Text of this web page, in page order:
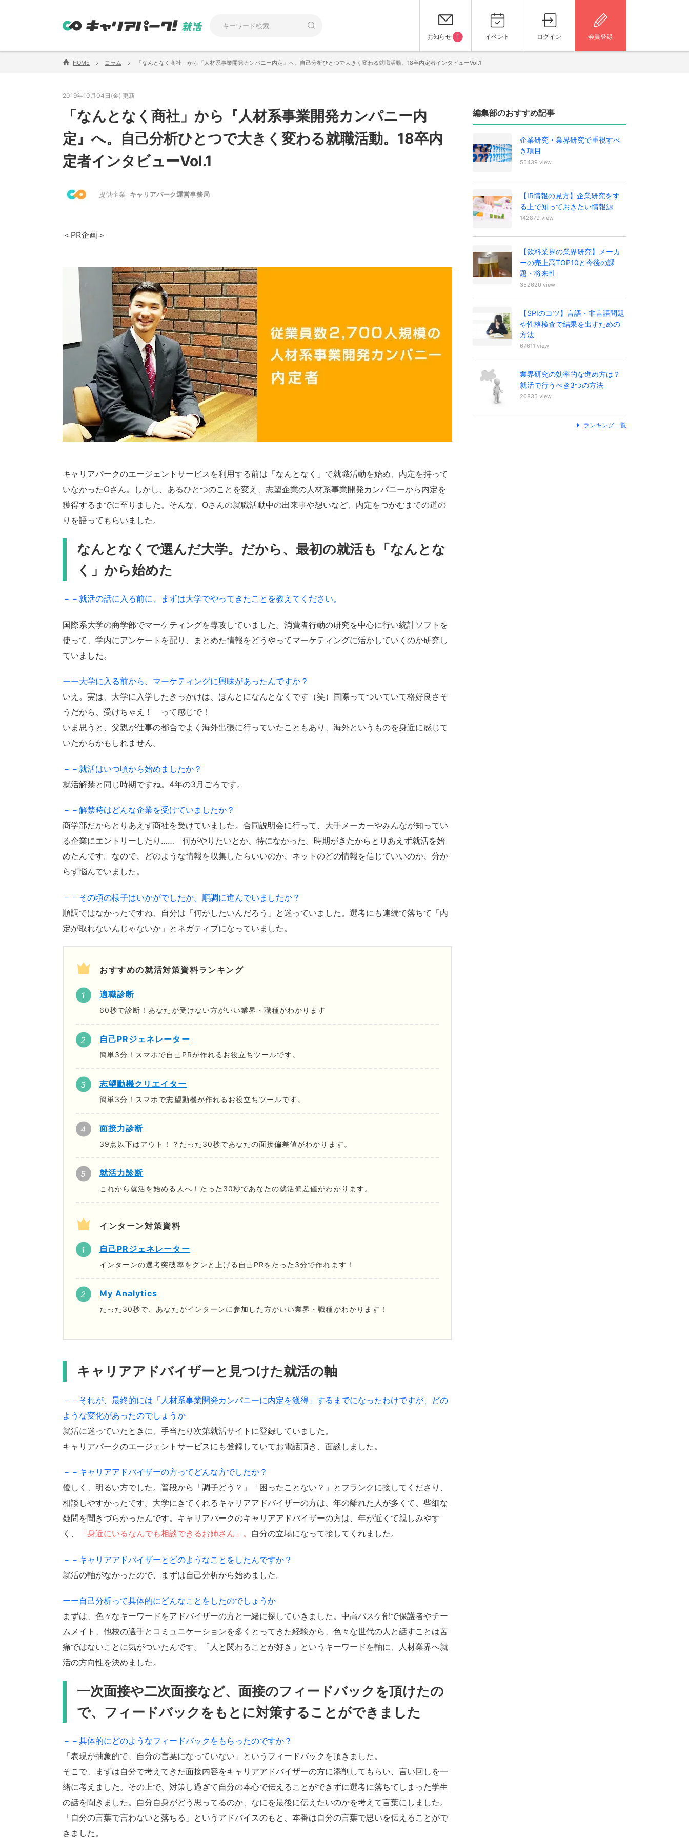
お知らせ 1 イベント ログイン 会員登録
HOME › コラム › 「なんとなく商社」から『人材系事業開発カンパニー内定』へ。自己分析ひとつで大きく変わる就職活動。18卒内定者インタビューVol.1
2019年10月04日(金) 更新
「なんとなく商社」から『人材系事業開発カンパニー内
定』へ。自己分析ひとつで大きく変わる就職活動。18卒内
定者インタビューVol.1
提供企業 キャリアパーク運営事務局
＜PR企画＞
キャリアパークのエージェントサービスを利用する前は「なんとなく」で就職活動を始め、内定を持って
いなかったOさん。しかし、あるひとつのことを変え、志望企業の人材系事業開発カンパニーから内定を
獲得するまでに至りました。そんな、Oさんの就職活動中の出来事や想いなど、内定をつかむまでの道の
りを語ってもらいました。
なんとなくで選んだ大学。だから、最初の就活も「なんとな
く」から始めた
－－就活の話に入る前に、まずは大学でやってきたことを教えてください。
国際系大学の商学部でマーケティングを専攻していました。消費者行動の研究を中心に行い統計ソフトを
使って、学内にアンケートを配り、まとめた情報をどうやってマーケティングに活かしていくのか研究し
ていました。
ーー大学に入る前から、マーケティングに興味があったんですか？
いえ。実は、大学に入学したきっかけは、ほんとになんとなくです（笑）国際ってついていて格好良さそ
うだから、受けちゃえ！ って感じで！
いま思うと、父親が仕事の都合でよく海外出張に行っていたこともあり、海外というものを身近に感じて
いたからかもしれません。
－－就活はいつ頃から始めましたか？
就活解禁と同じ時期ですね。4年の3月ごろです。
－－解禁時はどんな企業を受けていましたか？
商学部だからとりあえず商社を受けていました。合同説明会に行って、大手メーカーやみんなが知ってい
る企業にエントリーしたり…… 何がやりたいとか、特になかった。時期がきたからとりあえず就活を始
めたんです。なので、どのような情報を収集したらいいのか、ネットのどの情報を信じていいのか、分か
らず悩んでいました。
－－その頃の様子はいかがでしたか。順調に進んでいましたか？
順調ではなかったですね、自分は「何がしたいんだろう」と迷っていました。選考にも連続で落ちて「内
定が取れないんじゃないか」とネガティブになっていました。
おすすめの就活対策資料ランキング
適職診断
60秒で診断！あなたが受けない方がいい業界・職種がわかります
自己PRジェネレーター
簡単3分！スマホで自己PRが作れるお役立ちツールです。
志望動機クリエイター
簡単3分！スマホで志望動機が作れるお役立ちツールです。
面接力診断
39点以下はアウト！？たった30秒であなたの面接偏差値がわかります。
就活力診断
これから就活を始める人へ！たった30秒であなたの就活偏差値がわかります。
インターン対策資料
自己PRジェネレーター
インターンの選考突破率をグンと上げる自己PRをたった3分で作れます！
My Analytics
たった30秒で、あなたがインターンに参加した方がいい業界・職種がわかります！
キャリアアドバイザーと見つけた就活の軸
－－それが、最終的には「人材系事業開発カンパニーに内定を獲得」するまでになったわけですが、どの
ような変化があったのでしょうか
就活に迷っていたときに、手当たり次第就活サイトに登録していました。
キャリアパークのエージェントサービスにも登録していてお電話頂き、面談しました。
－－キャリアアドバイザーの方ってどんな方でしたか？
優しく、明るい方でした。普段から「調子どう？」「困ったことない？」とフランクに接してくださり、
相談しやすかったです。大学にきてくれるキャリアアドバイザーの方は、年の離れた人が多くて、些細な
疑問を聞きづらかったんです。キャリアパークのキャリアアドバイザーの方は、年が近くて親しみやす
く、
「身近にいるなんでも相談できるお姉さん」。 自分の立場になって接してくれました。
－－キャリアアドバイザーとどのようなことをしたんですか？
就活の軸がなかったので、まずは自己分析から始めました。
ーー自己分析って具体的にどんなことをしたのでしょうか
まずは、色々なキーワードをアドバイザーの方と一緒に探していきました。中高バスケ部で保護者やチー
ムメイト、他校の選手とコミュニケーションを多くとってきた経験から、色々な世代の人と話すことは苦
痛ではないことに気がついたんです。「人と関わることが好き」というキーワードを軸に、人材業界へ就
活の方向性を決めました。
一次面接や二次面接など、面接のフィードバックを頂けたの
で、フィードバックをもとに対策することができました
－－具体的にどのようなフィードバックをもらったのですか？
「表現が抽象的で、自分の言葉になっていない」というフィードバックを頂きました。
そこで、まずは自分で考えてきた面接内容をキャリアアドバイザーの方に添削してもらい、言い回しを一
緒に考えました。その上で、対策し過ぎて自分の本心で伝えることができずに選考に落ちてしまった学生
の話を聞きました。自分自身がどう思ってるのか、なにを最後に伝えたいのかを考えて言葉にしました。
「自分の言葉で言わないと落ちる」というアドバイスのもと、本番は自分の言葉で思いを伝えることがで
きました。
編集部のおすすめ記事
企業研究・業界研究で重視すべ
き項目
55439 view
【IR情報の見方】企業研究をす
る上で知っておきたい情報源
142879 view
【飲料業界の業界研究】メーカ
ーの売上高TOP10と今後の課
題・将来性
352620 view
【SPIのコツ】言語・非言語問題
や性格検査で結果を出すための
方法
67611 view
業界研究の効率的な進め方は？
就活で行うべき3つの方法
20835 view
ランキング一覧